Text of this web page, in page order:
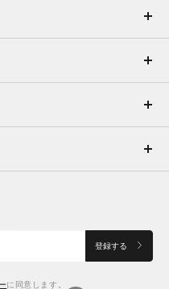
登録する
に同意します。